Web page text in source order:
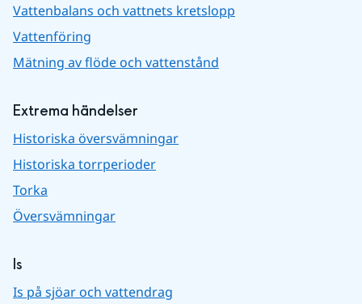
Vattenbalans och vattnets kretslopp
Vattenföring
Mätning av flöde och vattenstånd
Extrema händelser
Historiska översvämningar
Historiska torrperioder
Torka
Översvämningar
Is
Is på sjöar och vattendrag